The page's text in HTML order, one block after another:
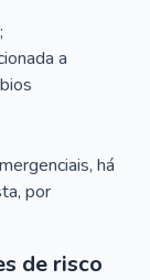
a
há
por
de risco